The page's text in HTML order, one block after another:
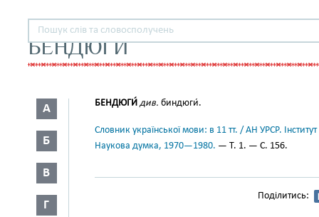
БЕНДЮГИ
А
Б
В
Г
БЕНДЮГИ́ див. биндюги́.
Словник української мови: в 11 тт. / АН УРСР.
Наукова думка, 1970—1980. — Т. 1. — С. 156.
Поділитись: